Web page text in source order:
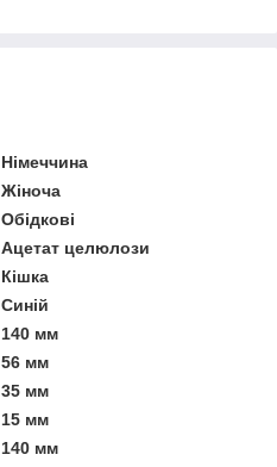
Німеччина
Жіноча
Обідкові
Ацетат целюлози
Кішка
Синій
140 мм
56 мм
35 мм
15 мм
140 мм